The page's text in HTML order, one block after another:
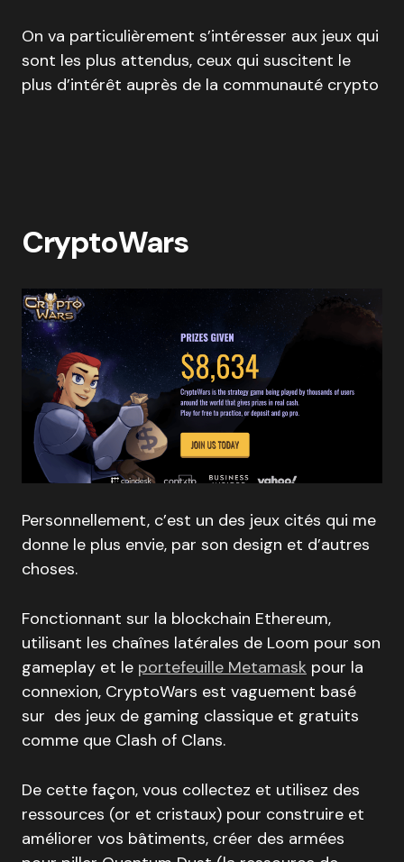
On va particulièrement s’intéresser aux jeux qui
sont les plus attendus, ceux qui suscitent le
plus d’intérêt auprès de la communauté crypto
CryptoWars
Personnellement, c’est un des jeux cités qui me
donne le plus envie, par son design et d’autres
choses.
Fonctionnant sur la blockchain Ethereum,
utilisant les chaînes latérales de Loom pour son
gameplay et le portefeuille Metamask pour la
connexion, CryptoWars est vaguement basé
sur des jeux de gaming classique et gratuits
comme que Clash of Clans.
De cette façon, vous collectez et utilisez des
ressources (or et cristaux) pour construire et
améliorer vos bâtiments, créer des armées